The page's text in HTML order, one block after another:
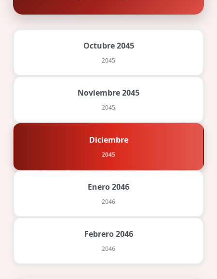
Octubre 2045
2045
Noviembre 2045
2045
Diciembre
2045
Enero 2046
2046
Febrero 2046
2046